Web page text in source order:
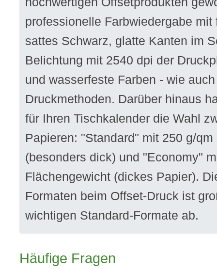
professionelle Farbwiedergabe mit
sattes Schwarz, glatte Kanten im
Belichtung mit 2540 dpi der
und wasserfeste Farben - wie
Druckmethoden. Darüber hinaus
für Ihren Tischkalender die Wahl
Papieren: "Standard" mit 250 g/
(besonders dick) und "Economy"
Flächengewicht (dickes Papier).
Formaten beim Offset-Druck ist
wichtigen Standard-Formate ab.
Häufige Fragen